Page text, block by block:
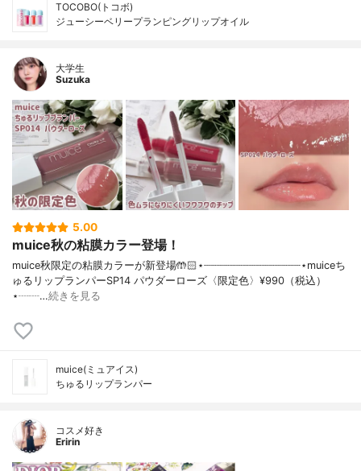
TOCOBO(トコボ)
ジューシーベリープランピングリップオイル
大学生
Suzuka
5.00
muice秋の粘膜カラー登場！
muice秋限定の粘膜カラーが新登場🤲🏻⋆┈┈┈┈┈┈┈┈┈┈┈┈┈┈┈⋆muiceち
ゅるリップランパーSP14 パウダーローズ〈限定色〉¥990（税込）
⋆┈┈…続きを見る
muice(ミュアイス)
ちゅるリップランパー
コスメ好き
Eririn